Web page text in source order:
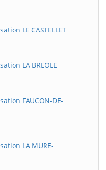
LE CASTELLET
LA BREOLE
FAUCON-DE-
LA MURE-